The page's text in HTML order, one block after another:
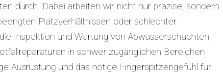
durch. Dabei arbeiten wir nicht nur präzise, sondern
Platzverhältnissen oder schlechter
Inspektion und Wartung von Abwasserschächten,
in schwer zugänglichen Bereichen
Ausrüstung und das nötige Fingerspitzengefühl für